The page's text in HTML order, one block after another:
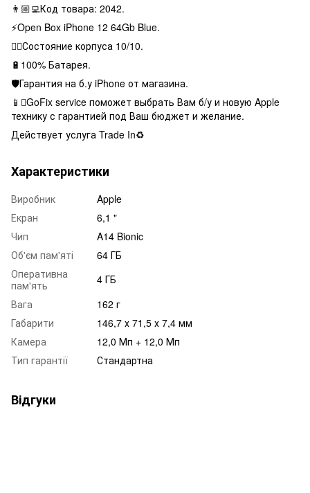
👨🏼‍💻Код товара: 2042.
⚡️Open Box iPhone 12 64Gb Blue.
👌🏻Состояние корпуса 10/10.
🔋100% Батарея.
🛡Гарантия на б.у iPhone от магазина.
📱GoFix service поможет выбрать Вам б/у и новую Apple
технику с гарантией под Ваш бюджет и желание.
Действует услуга Trade In♻️
Характеристики
Виробник
Apple
Екран
6,1 "
Чип
A14 Bionic
Об'єм пам'яті
64 ГБ
Оперативна
пам'ять
4 ГБ
Вага
162 г
Габарити
146,7 х 71,5 х 7,4 мм
Камера
12,0 Мп + 12,0 Мп
Тип гарантії
Стандартна
Відгуки